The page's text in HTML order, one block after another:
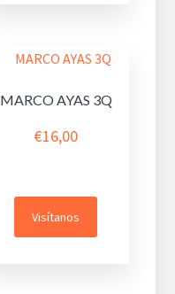
MARCO AYAS 3Q
€16,00
Visítanos